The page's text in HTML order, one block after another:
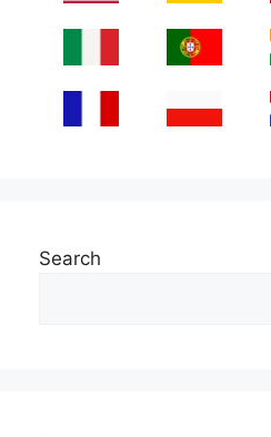
Search